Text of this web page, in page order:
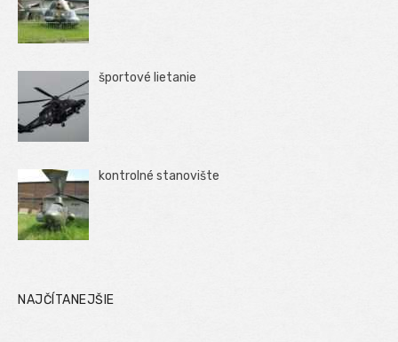
športové lietanie
kontrolné stanovište
NAJČÍTANEJŠIE